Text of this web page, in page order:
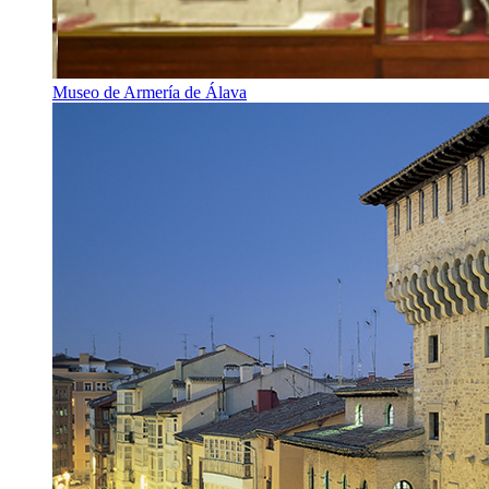
Museo de Armería de Álava